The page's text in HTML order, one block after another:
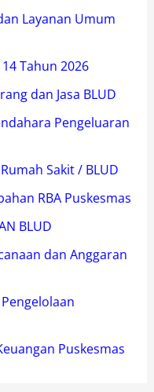
Layanan Umum
Tahun 2026
dan Jasa BLUD
Pengeluaran
Sakit / BLUD
RBA Puskesmas
BLUD
dan Anggaran
Puskesmas